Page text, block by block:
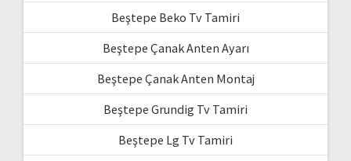
Beştepe Beko Tv Tamiri
Beştepe Çanak Anten Ayarı
Beştepe Çanak Anten Montaj
Beştepe Grundig Tv Tamiri
Beştepe Lg Tv Tamiri